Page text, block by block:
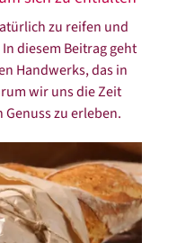
zu reifen und
diesem Beitrag geht
Handwerks, das in
wir uns die Zeit
zu erleben.